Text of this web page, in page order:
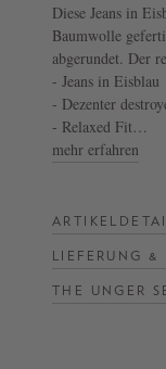
NOW
LIVE:
UNGER
F/W
Diese Jeans in
Baumwolle
abgerundet. Der
zeichnen dieses
Detail an der
Modell.
- Jeans in Eisblau
- Dezenter
- Relaxed Fit
- 5-Pocket-Design
mehr erfahren
LIEFERUNG &
THE UNGER